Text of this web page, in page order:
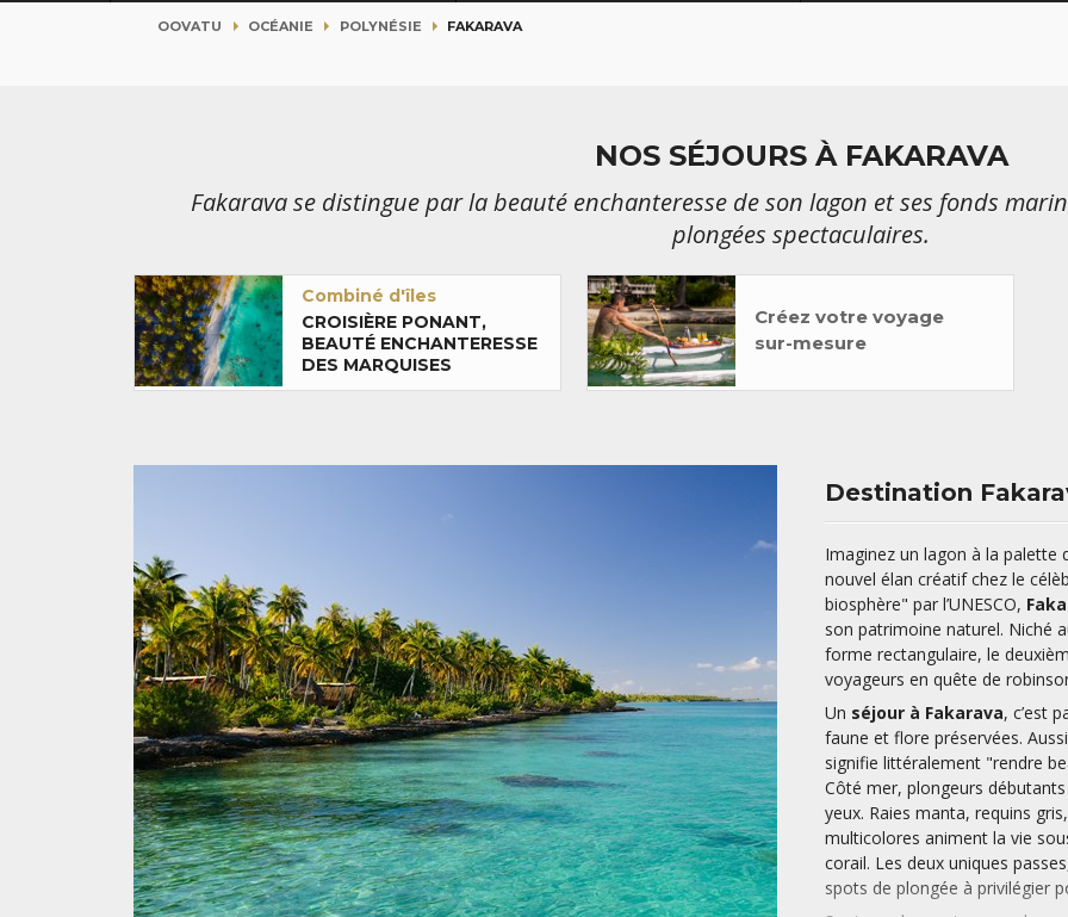
OOVATU OCÉANIE POLYNÉSIE FAKARAVA
NOS SÉJOURS À FAKARAVA
Fakarava se distingue par la beauté enchanteresse de son lagon et ses fonds
plongées spectaculaires.
Combiné d'îles
CROISIÈRE PONANT,
BEAUTÉ ENCHANTERESSE
DES MARQUISES
Créez votre voyage
sur-mesure
Destination
Imaginez un lagon à la palette
nouvel élan créatif chez le
biosphère" par l’UNESCO,
son patrimoine naturel. Niché
forme rectangulaire, le
voyageurs en quête de
Un séjour à Fakarava, c’est
faune et flore préservées.
signifie littéralement "rendre
Côté mer, plongeurs
yeux. Raies manta, requins
multicolores animent la vie
corail. Les deux uniques
spots de plongée à privilégier